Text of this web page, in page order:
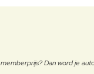
Dan word je